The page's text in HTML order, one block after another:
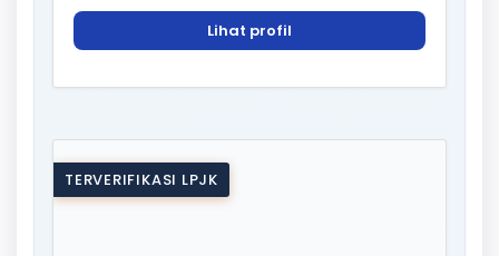
Lihat profil
TERVERIFIKASI LPJK